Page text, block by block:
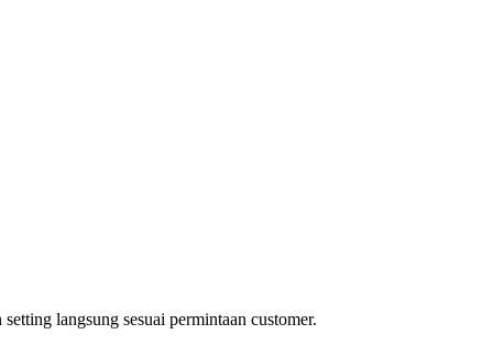
langsung sesuai permintaan customer.